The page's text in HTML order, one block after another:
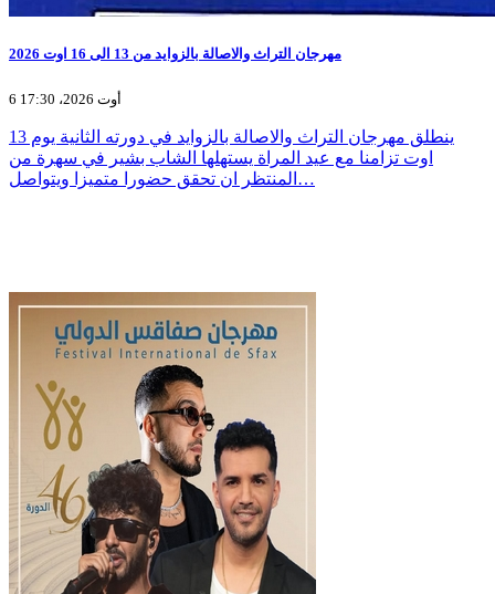
مهرجان التراث والاصالة بالزوايد من 13 الى 16 اوت 2026
6 أوت 2026، 17:30
ينطلق مهرجان التراث والاصالة بالزوايد في دورته الثانية يوم 13
اوت تزامنا مع عيد المراة يستهلها الشاب بشير في سهرة من
المنتظر ان تحقق حضورا متميزا ويتواصل…